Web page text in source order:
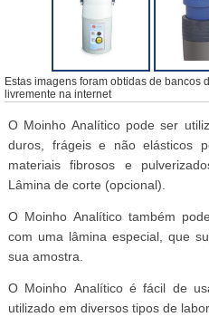
Estas imagens foram obtidas de bancos
livremente na internet
O Moinho Analítico pode ser
duros, frágeis e não elásticos
materiais fibrosos e
Lâmina de corte (opcional).
O Moinho Analítico também
com uma lâmina especial, que
sua amostra.
O Moinho Analítico é fácil de
utilizado em diversos tipos de